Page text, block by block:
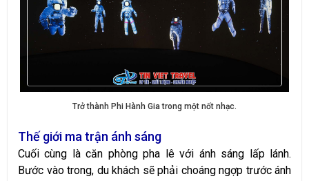
Trở thành Phi Hành Gia trong một nốt nhạc.
Thế giới ma trận ánh sáng
Cuối cùng là căn phòng pha lê với ánh sáng lấp lánh.
Bước vào trong, du khách sẽ phải choáng ngợp trước ánh